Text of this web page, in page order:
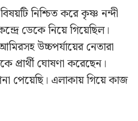
নিশ্চিত করে কৃষ্ণ নন্দী
ডেকে নিয়ে গিয়েছিল।
উচ্চপর্যায়ের নেতারা
প্রার্থী ঘোষণা করেছেন।
পেয়েছি। এলাকায় গিয়ে কাজ